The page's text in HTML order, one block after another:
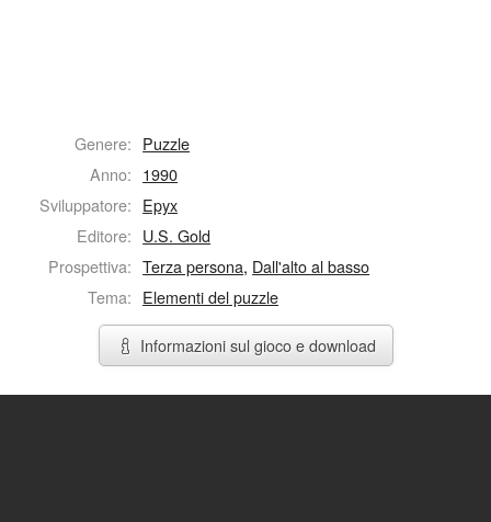
Genere: Puzzle
Anno: 1990
Sviluppatore: Epyx
Editore: U.S. Gold
Prospettiva: Terza persona, Dall'alto al basso
Tema: Elementi del puzzle
Informazioni sul gioco e download